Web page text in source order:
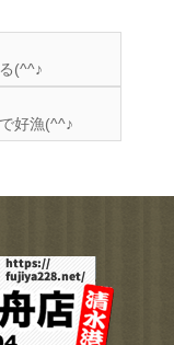
(^^♪
好漁(^^♪